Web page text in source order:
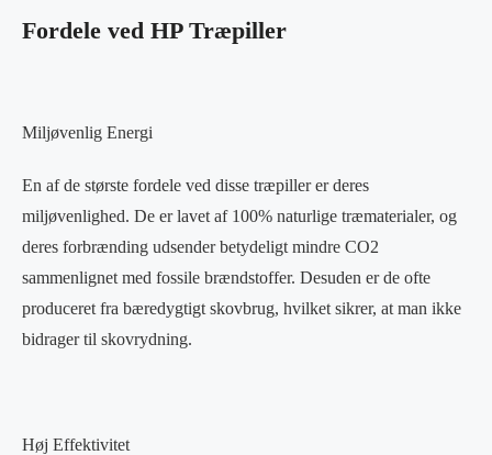
Fordele ved HP Træpiller
Miljøvenlig Energi
En af de største fordele ved disse træpiller er deres
miljøvenlighed. De er lavet af 100% naturlige træmaterialer, og
deres forbrænding udsender betydeligt mindre CO2
sammenlignet med fossile brændstoffer. Desuden er de ofte
produceret fra bæredygtigt skovbrug, hvilket sikrer, at man ikke
bidrager til skovrydning.
Høj Effektivitet